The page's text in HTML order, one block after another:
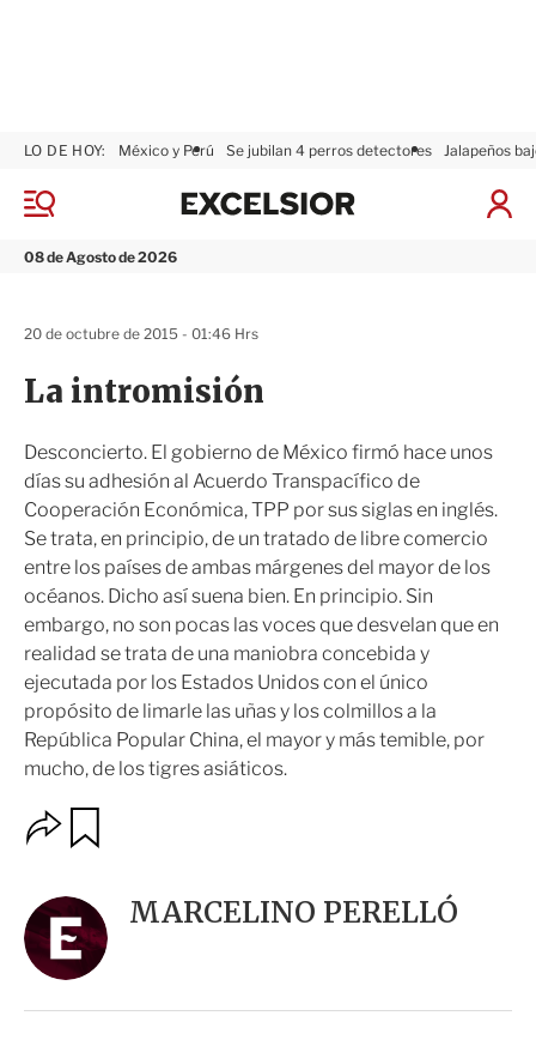
M
n
08 de Agosto de 2026
LO DE HOY: México y Perú Se jubilan 4 perros detectores Jalapeños
I
x
La intromisión
Desconcierto. El gobierno de México firmó hace unos
días su adhesión al Acuerdo Transpacífico de
Cooperación Económica, TPP por sus siglas en inglés.
Se trata, en principio, de un tratado de libre comercio
entre los países de ambas márgenes del mayor de los
océanos. Dicho así suena bien. En principio. Sin
embargo, no son pocas las voces que desvelan que en
realidad se trata de una maniobra concebida y
ejecutada por los Estados Unidos con el único
propósito de limarle las uñas y los colmillos a la
República Popular China, el mayor y más temible, por
mucho, de los tigres asiáticos.
20 de octubre de 2015 - 01:46 Hrs
O
p
n
e
s
a
r
MARCELINO PERELLÓ